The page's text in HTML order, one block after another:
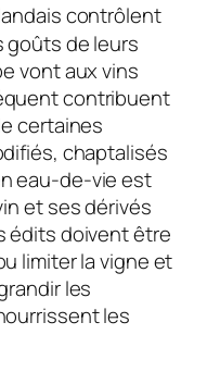
contrôlent
goûts de leurs
vont aux vins
contribuent
certaines
chaptalisés
eau-de-vie est
et ses dérivés
édits doivent être
limiter la vigne et
les
les